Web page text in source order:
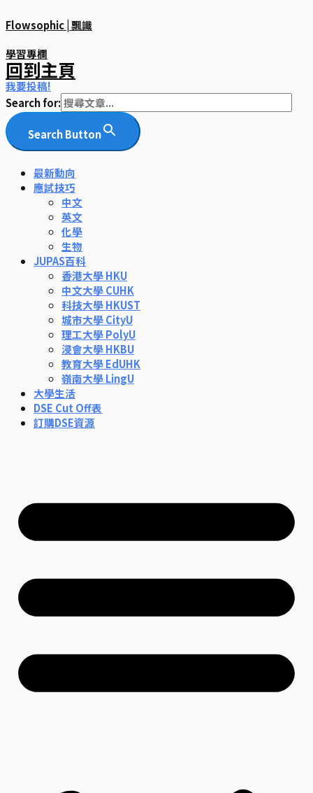
Flowsophic | 飄識
學習專欄
回到主頁
我要投稿!
Search for:
Search Button
最新動向
應試技巧
中文
英文
化學
生物
JUPAS百科
香港大學 HKU
中文大學 CUHK
科技大學 HKUST
城市大學 CityU
理工大學 PolyU
浸會大學 HKBU
教育大學 EdUHK
嶺南大學 LingU
大學生活
DSE Cut Off表
訂購DSE資源